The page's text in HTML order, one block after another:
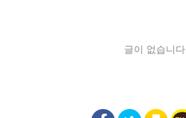
글이 없습니다.